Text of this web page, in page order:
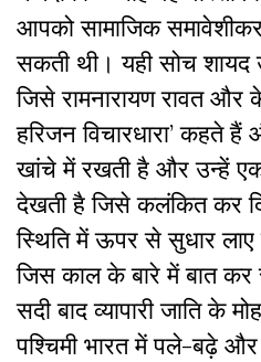
आपको सामाजिक
सकती थी। यही सोच शायद
जिसे रामनारायण रावत और
हरिजन विचारधारा’ कहते
खांचे में रखती है और उन्हें
देखती है जिसे कलंकित कर
स्थिति में ऊपर से सुधार
जिस काल के बारे में बात
सदी बाद व्यापारी जाति के
पश्चिमी भारत में पले-बढ़े